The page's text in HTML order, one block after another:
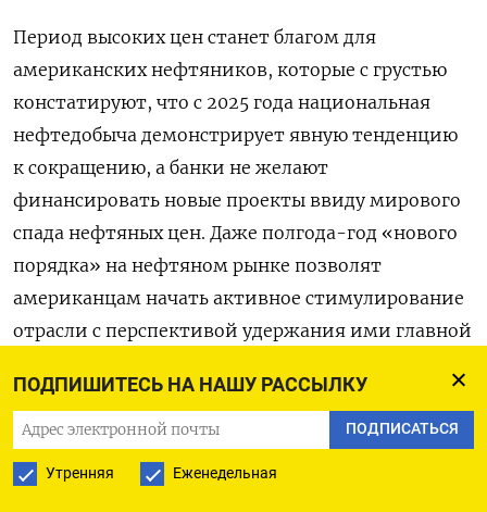
ПОДПИШИТЕСЬ НА НАШУ РАССЫЛКУ
ПОДПИСАТЬСЯ
Утренняя Еженедельная
Период высоких цен станет благом для
американских нефтяников, которые с грустью
констатируют, что с 2025 года национальная
нефтедобыча демонстрирует явную тенденцию
к сокращению, а банки не желают
финансировать новые проекты ввиду мирового
спада нефтяных цен. Даже полгода-год «нового
порядка» на нефтяном рынке позволят
американцам начать активное стимулирование
отрасли с перспективой удержания ими главной
Высокий уровень цен, конечно, поможет
на какое-то время путинскому военному
бюджету, но с точки зрения американской